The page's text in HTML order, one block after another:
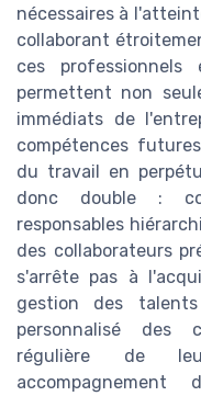
nécessaires à
collaborant
ces
permettent non
immédiats de
compétences
du travail en
donc double :
responsables
des collaborateurs
s'arrête pas à
gestion des
personnalisé des
régulière de